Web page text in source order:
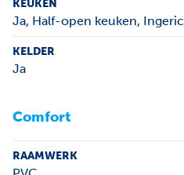
KEUKEN
Ja, Half-open keuken,
KELDER
Ja
Comfort
RAAMWERK